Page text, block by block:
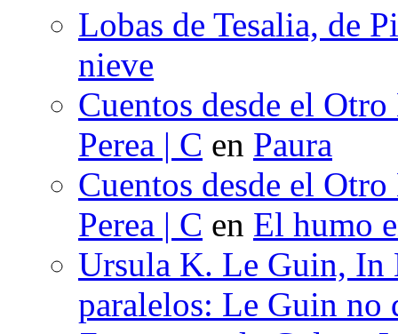
Lobas de Tesalia, de
nieve
Cuentos desde el
Perea | C en Paura
Cuentos desde el
Perea | C en El humo
Ursula K. Le Guin, In
paralelos: Le Guin no